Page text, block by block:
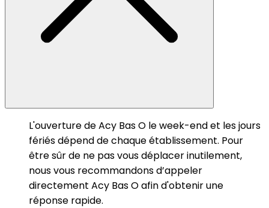
L'ouverture de Acy Bas O le week-end et les jours
fériés dépend de chaque établissement. Pour
être sûr de ne pas vous déplacer inutilement,
nous vous recommandons d’appeler
directement Acy Bas O afin d'obtenir une
réponse rapide.